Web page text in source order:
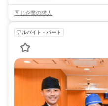
同じ企業の求人
アルバイト・パート